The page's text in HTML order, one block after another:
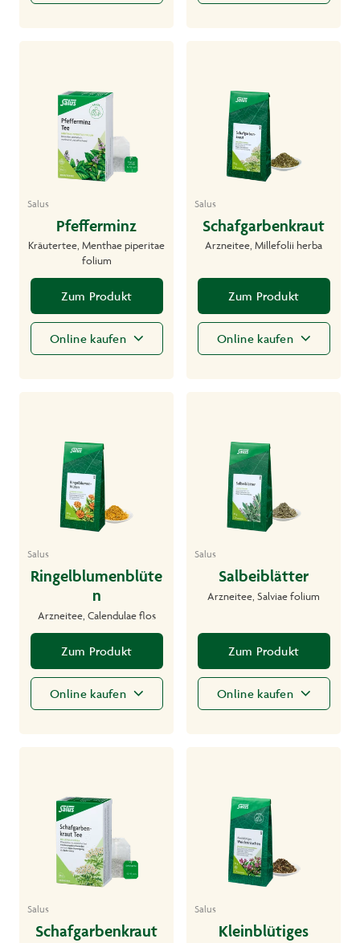
Salus
Pfefferminz
Kräutertee, Menthae piperitae
folium
Zum Produkt
Online kaufen
Salus
Schafgarbenkraut
Arzneitee, Millefolii herba
Zum Produkt
Online kaufen
Salus
Ringelblumenblüte
n
Arzneitee, Calendulae flos
Zum Produkt
Online kaufen
Salus
Salbeiblätter
Arzneitee, Salviae folium
Zum Produkt
Online kaufen
Salus
Schafgarbenkraut
Salus
Kleinblütiges